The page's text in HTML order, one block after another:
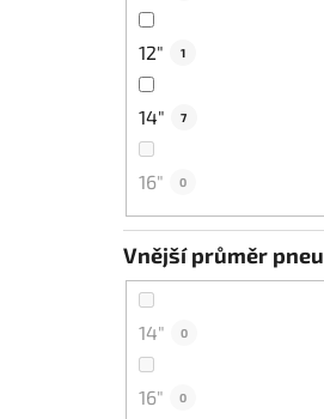
12" 1
14" 7
16" 0
Vnější průměr pneu
14" 0
16" 0